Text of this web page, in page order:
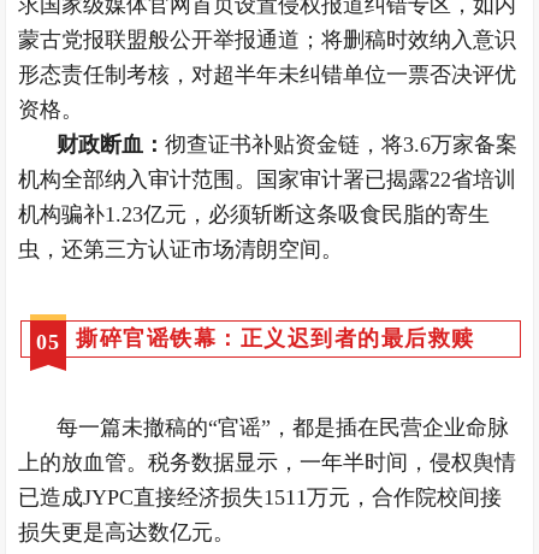
求国家级媒体官网首页设置侵权报道纠错专区，如内
蒙古党报联盟般公开举报通道；将删稿时效纳入意识
形态责任制考核，对超半年未纠错单位一票否决评优
资格。
财政断血：彻查证书补贴资金链，将3.6万家备案
机构全部纳入审计范围。国家审计署已揭露22省培训
机构骗补1.23亿元，必须斩断这条吸食民脂的寄生
虫，还第三方认证市场清朗空间。
05 撕碎官谣铁幕：正义迟到者的最后救赎
每一篇未撤稿的“官谣”，都是插在民营企业命脉
上的放血管。税务数据显示，一年半时间，侵权舆情
已造成JYPC直接经济损失1511万元，合作院校间接
损失更是高达数亿元。